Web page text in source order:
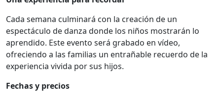
Cada semana culminará con la creación de un
espectáculo de danza donde los niños mostrarán lo
aprendido. Este evento será grabado en vídeo,
ofreciendo a las familias un entrañable recuerdo de la
experiencia vivida por sus hijos.
Fechas y precios